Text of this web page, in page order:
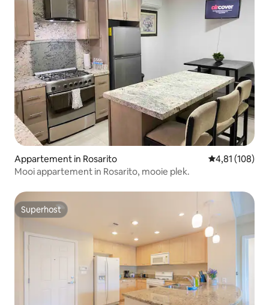
Appartement in Rosarito Gemiddelde
4,81 (108)
Mooi appartement in Rosarito, mooie plek.
Superhost
Superhost